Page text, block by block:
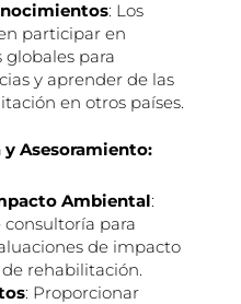
: Los
participar en
globales para
y aprender de las
en otros países.
Asesoramiento:
Ambiental:
consultoría para
de impacto
rehabilitación.
: Proporcionar